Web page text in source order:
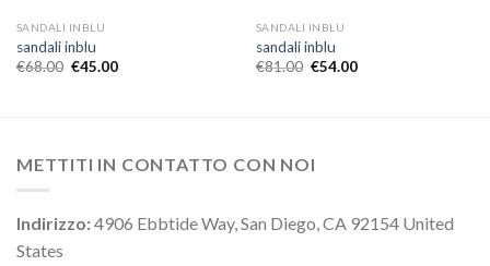
SANDALI INBLU
sandali inblu
€68.00 €45.00
SANDALI INBLU
sandali inblu
€81.00 €54.00
METTITI IN CONTATTO CON NOI
Indirizzo:4906 Ebbtide Way, San Diego, CA 92154 United
States